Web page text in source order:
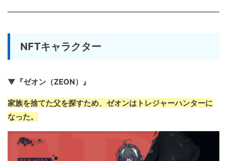
NFTキャラクター
▼『ゼオン（ZEON）』
家族を捨てた父を探すため、ゼオンはトレジャーハンターに
なった。